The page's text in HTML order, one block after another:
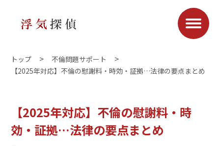
トップ
不倫問題サポート
【2025年対応】不倫の慰謝料・時効・証拠…法律の要点まとめ
【2025年対応】不倫の慰謝料・時
効・証拠…法律の要点まとめ